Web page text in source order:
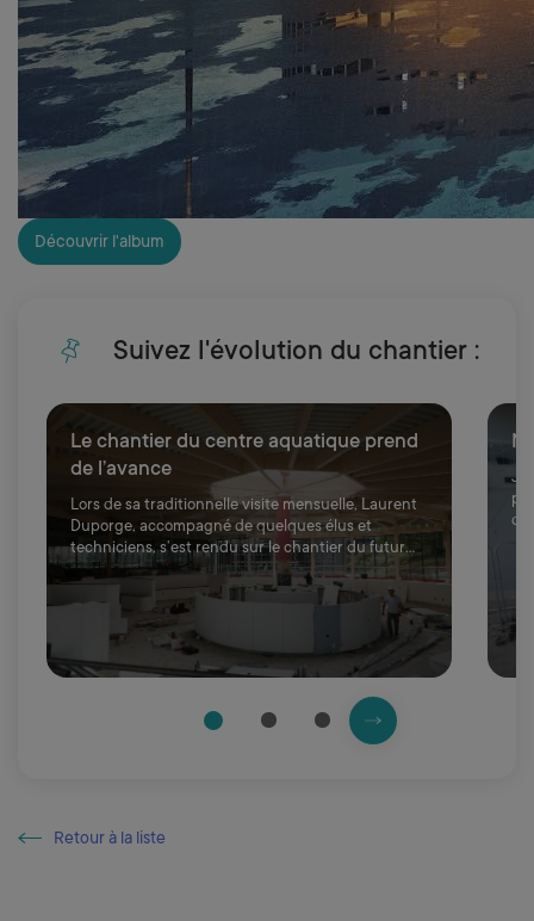
Découvrir l'album
Suivez l'évolution du chantier :
Le chantier du centre aquatique prend
de l’avance
Lors de sa traditionnelle visite mensuelle, Laurent
Duporge, accompagné de quelques élus et
techniciens, s’est rendu sur le chantier du futur
centre aquatique. La livraison du bâtiment est
Prochaine slide
1 2 3
Retour à la liste
Retour à la liste